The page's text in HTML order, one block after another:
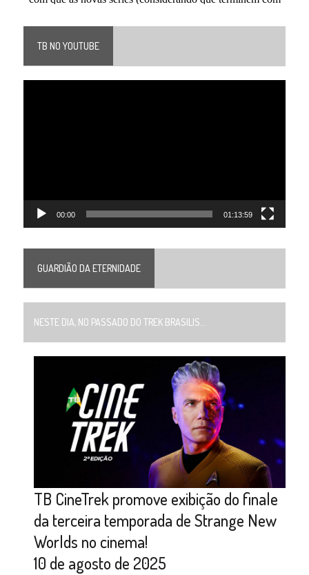
TB NO YOUTUBE
00:00 01:13:59
GUARDIÃO DA ETERNIDADE
NESTE DIA, NO PASSADO DO TREK BRASILIS...
TB CineTrek promove exibição do finale
da terceira temporada de Strange New
Worlds no cinema!
10 de agosto de 2025